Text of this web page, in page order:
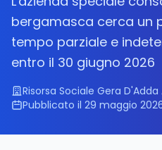
bergamasca cerca un
tempo parziale e
entro il 30 giugno 2026
Risorsa Sociale Gera D'Adda
Pubblicato il 29 maggio